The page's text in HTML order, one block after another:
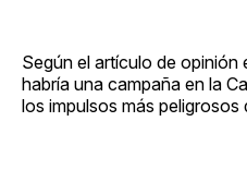
Según el artículo de opinión
habría una campaña en la
los impulsos más peligrosos